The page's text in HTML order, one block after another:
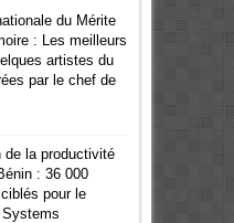
du Mérite
: Les meilleurs
artistes du
par le chef de
de la productivité
: 36 000
pour le